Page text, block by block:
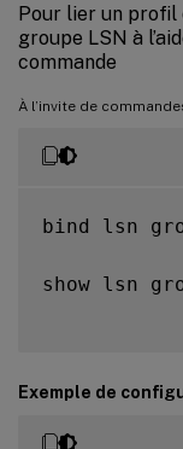
Pour lier un profil
groupe LSN à
commande
À l’invite de
bind lsn
show lsn
Exemple de